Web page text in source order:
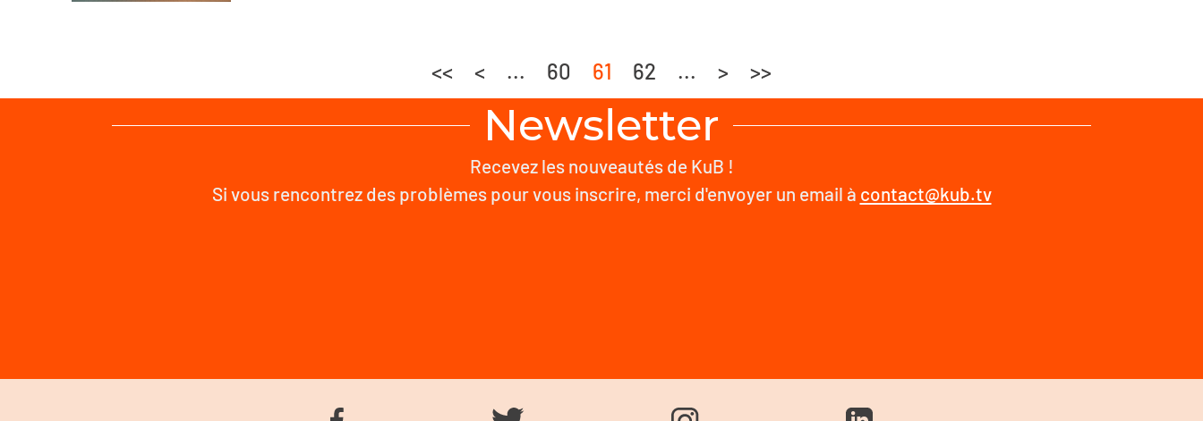
<< < ... 60 61 62 ... > >>
Newsletter
Recevez les nouveautés de KuB !
Si vous rencontrez des problèmes pour vous inscrire, merci d'envoyer un email à contact@kub.tv